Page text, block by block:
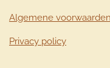
Algemene voorwaarden
Privacy policy